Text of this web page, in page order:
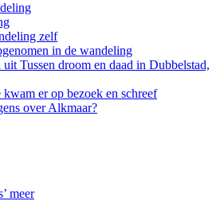
zelf
in de wandeling
uit Tussen droom en daad in Dubbelstad,
er op bezoek en schreef
over Alkmaar?
meer